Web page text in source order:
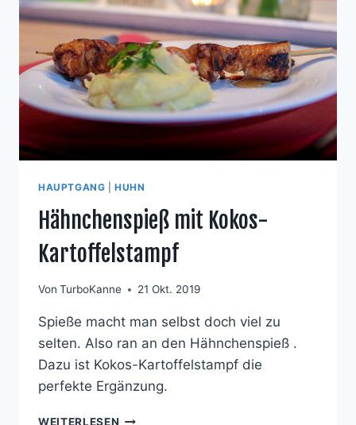
HAUPTGANG |HUHN
Hähnchenspieß mit Kokos-
Kartoffelstampf
Von TurboKanne 21 Okt. 2019
Spieße macht man selbst doch viel zu
selten. Also ran an den Hähnchenspieß .
Dazu ist Kokos-Kartoffelstampf die
perfekte Ergänzung.
WEITERLESEN HÄHNCHENSPIESS M